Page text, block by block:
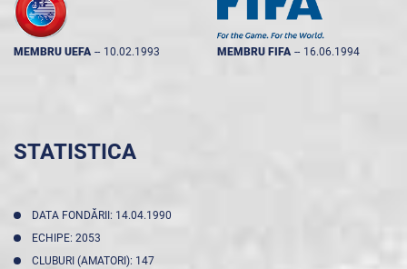
MEMBRU UEFA -- 10.02.1993 MEMBRU FIFA -- 16.06.1994
STATISTICA
DATA FONDĂRII: 14.04.1990
ECHIPE: 2053
CLUBURI (AMATORI): 147